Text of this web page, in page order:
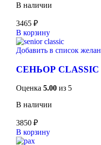
В наличии
3465 ₽
В корзину
Добавить в список
СЕНЬОР CLASSIC
Оценка 5.00 из 5
В наличии
3850 ₽
В корзину